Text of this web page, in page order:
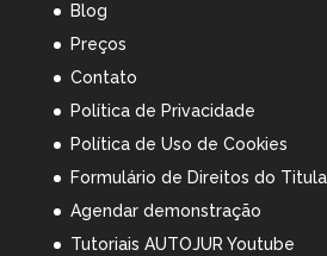
Blog
Preços
Contato
Política de Privacidade
Política de Uso de Cookies
Formulário de Direitos do
Agendar demonstração
Tutoriais AUTOJUR Youtube